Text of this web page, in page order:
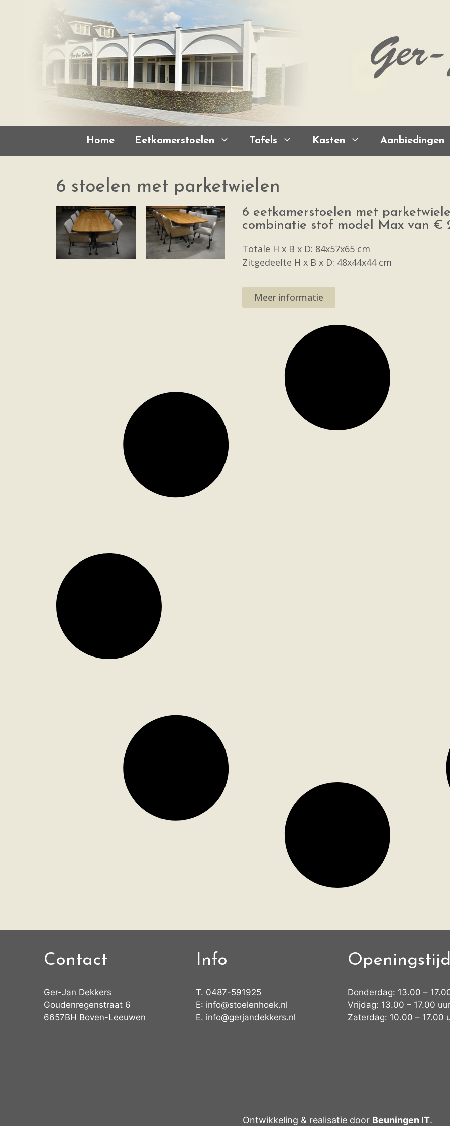
Home Eetkamerstoelen Tafels Kasten Aanbiedingen
6 stoelen met parketwielen
6 eetkamerstoelen met
combinatie stof model Max van €
Totale H x B x D: 84x57x65 cm
Zitgedeelte H x B x D: 48x44x44 cm
Meer informatie
Contact
Ger-Jan Dekkers
Goudenregenstraat 6
6657BH Boven-Leeuwen
Info
T. 0487-591925
E: info@stoelenhoek.nl
E. info@gerjandekkers.nl
Donderdag: 13.00 –
Vrijdag: 13.00 – 17.00
Zaterdag: 10.00 – 17.00
Ontwikkeling & realisatie door Beuningen IT.